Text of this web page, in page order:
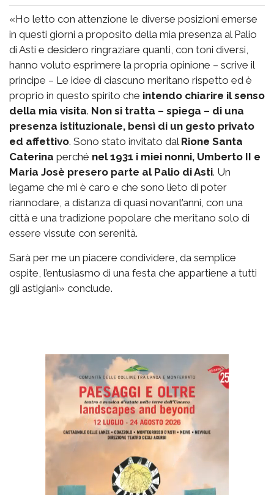
«Ho letto con attenzione le diverse posizioni emerse
in questi giorni a proposito della mia presenza al Palio
di Asti e desidero ringraziare quanti, con toni diversi,
hanno voluto esprimere la propria opinione – scrive il
principe – Le idee di ciascuno meritano rispetto ed è
proprio in questo spirito che intendo chiarire il senso
della mia visita. Non si tratta – spiega – di una
presenza istituzionale, bensì di un gesto privato
ed affettivo. Sono stato invitato dal Rione Santa
Caterina perché nel 1931 i miei nonni, Umberto II e
Maria Josè presero parte al Palio di Asti. Un
legame che mi è caro e che sono lieto di poter
riannodare, a distanza di quasi novant’anni, con una
città e una tradizione popolare che meritano solo di
essere vissute con serenità.
Sarà per me un piacere condividere, da semplice
ospite, l’entusiasmo di una festa che appartiene a tutti
gli astigiani» conclude.